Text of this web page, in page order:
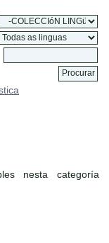
nesta categoría